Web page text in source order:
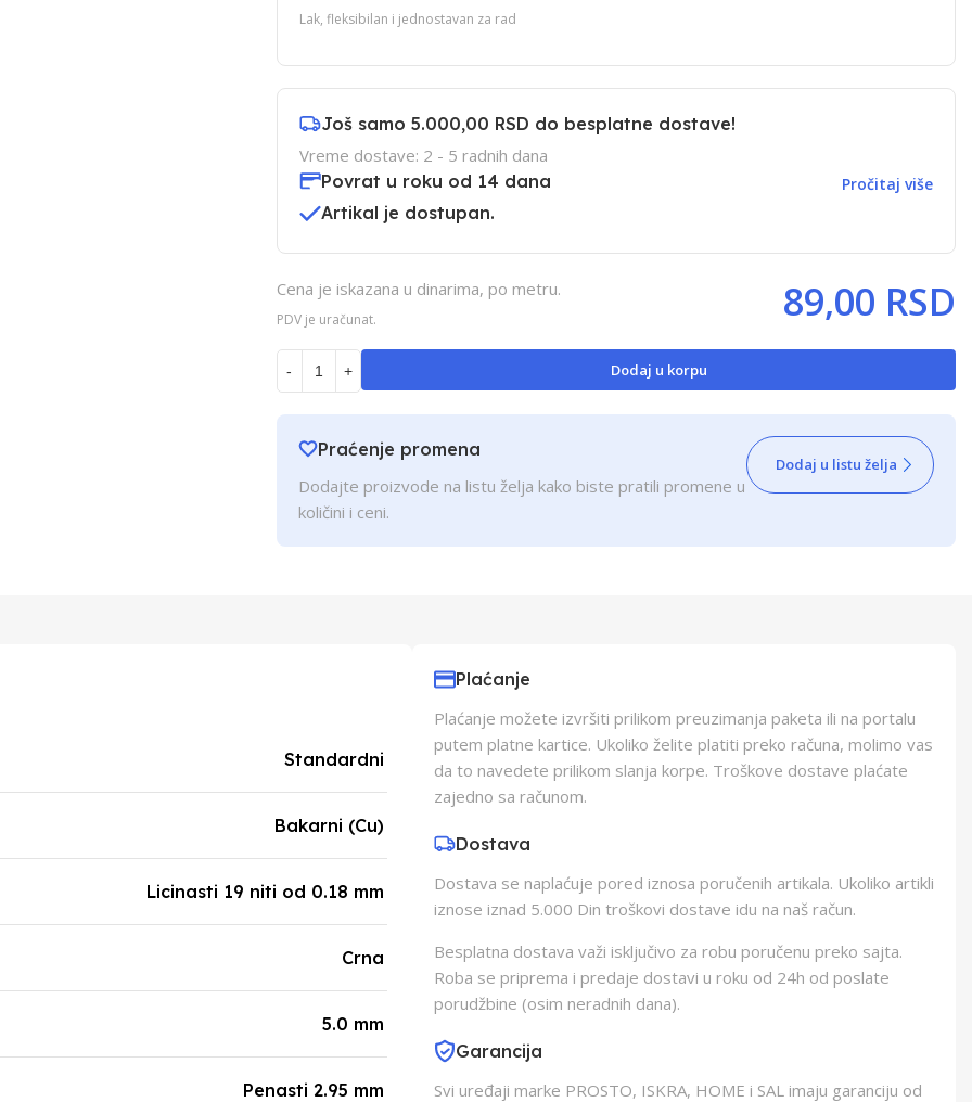
Lak, fleksibilan i jednostavan za rad
Još samo 5.000,00 RSD do besplatne dostave!
Vreme dostave: 2 - 5 radnih dana
Povrat u roku od 14 dana
Pročitaj više
Artikal je dostupan.
Cena je iskazana u dinarima, po metru.
PDV je uračunat. 89,00 RSD
- + Dodaj u korpu
Praćenje promena
Dodajte proizvode na listu želja kako biste pratili promene u
količini i ceni.
Dodaj u listu želja
Standardni
Bakarni (Cu)
Licinasti 19 niti od 0.18 mm
Crna
5.0 mm
Penasti 2.95 mm
Plaćanje
Plaćanje možete izvršiti prilikom preuzimanja paketa ili na portalu
putem platne kartice. Ukoliko želite platiti preko računa, molimo vas
da to navedete prilikom slanja korpe. Troškove dostave plaćate
zajedno sa računom.
Dostava
Dostava se naplaćuje pored iznosa poručenih artikala. Ukoliko artikli
iznose iznad 5.000 Din troškovi dostave idu na naš račun.
Besplatna dostava važi isključivo za robu poručenu preko sajta.
Roba se priprema i predaje dostavi u roku od 24h od poslate
porudžbine (osim neradnih dana).
Garancija
Svi uređaji marke PROSTO, ISKRA, HOME i SAL imaju garanciju od